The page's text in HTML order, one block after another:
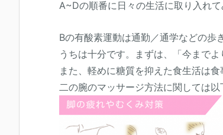
A~Dの順番に日々の生活に取り入れ
Bの有酸素運動は通勤／通学などの歩
うちは十分です。まずは、「今までよ
また、軽めに糖質を抑えた食生活は
二の腕のマッサージ方法に関しては